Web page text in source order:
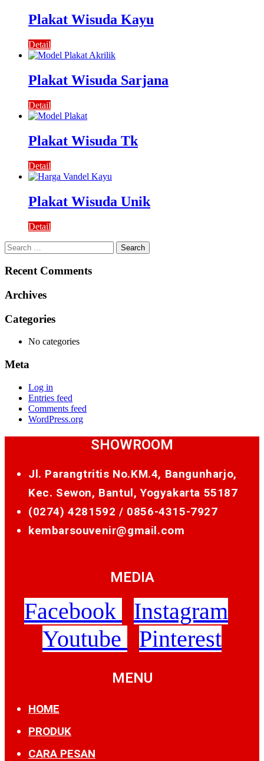
Plakat Wisuda Kayu
Detail
Plakat Wisuda Sarjana
Detail
Plakat Wisuda Tk
Detail
Plakat Wisuda Unik
Detail
Search
for:
Recent Comments
Archives
Categories
No categories
Meta
Log in
Entries feed
Comments feed
WordPress.org
SHOWROOM
Jl. Parangtritis No.KM.4, Bangunharjo,
Kec. Sewon, Bantul, Yogyakarta 55187
(0274) 4281592 / 0856-4315-7927
kembarsouvenir@gmail.com
MEDIA
Facebook
Instagram
Youtube
Pinterest
MENU
HOME
PRODUK
CARA PESAN